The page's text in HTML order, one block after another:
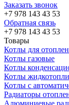
Заказать звонок
+7 978 143 43 53
Обратная связь
+7 978 143 43 53
Товары
Котлы для
Котлы газовые
Котлы
Котлы
Котлы с
Радиаторы